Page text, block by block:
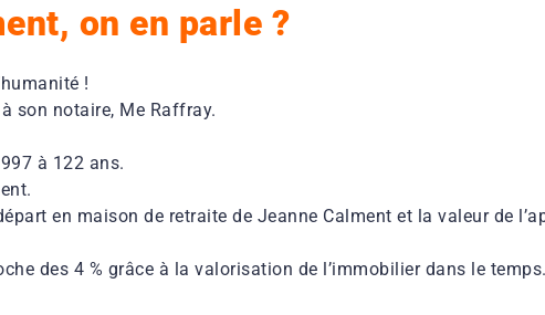
on en parle ?
!
son notaire, Me Raffray.
à 122 ans.
en maison de retraite de Jeanne Calment et la valeur de
des 4 % grâce à la valorisation de l’immobilier dans le temps.